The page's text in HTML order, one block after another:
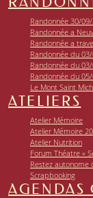
Randonnée 30/
Randonnée a
Randonnée a
Randonnée du
Randonnée du
Randonnée du
Le Mont Saint
ATELIERS
Atelier Mémoire
Atelier Mémoire
Atelier Nutrition
Forum Théatre «
Restez autonome
Scrapbooking
AGENDAS